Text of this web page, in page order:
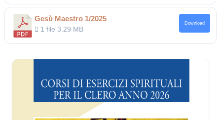
Gesù Maestro 1/2025
1 file3.29 MB
Download